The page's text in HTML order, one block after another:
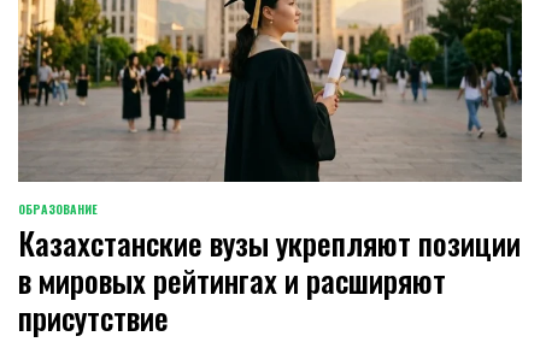
POSTED
IN
ОБРАЗОВАНИЕ
Казахстанские вузы укрепляют позиции
в мировых рейтингах и расширяют
присутствие